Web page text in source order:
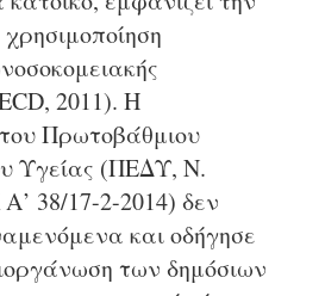
2011). Η
Πρωτοβάθμιου
Υγείας (ΠΕΔΥ, Ν.
38/17-2-2014) δεν
και οδήγησε
των δημόσιων